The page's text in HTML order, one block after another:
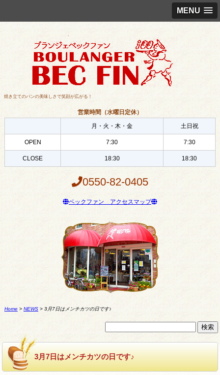
MENU
焼き立てのパンの美味しさで笑顔が広がる！
営業時間（水曜日定休）
月・火・木・金
土日祝
OPEN 7:30 7:30
CLOSE 18:30 18:30
0550-82-0405
ベックファン アクセスマップ
Home> NEWS> 3月7日はメンチカツの日です♪
3月7日はメンチカツの日です♪